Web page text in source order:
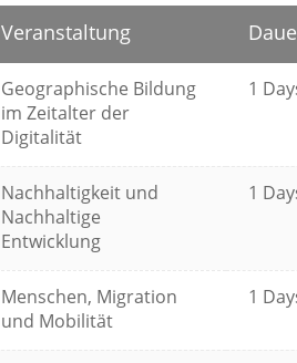
Veranstaltung
Geographische Bildung
im Zeitalter der
Digitalität
1
Nachhaltigkeit und
Nachhaltige
Entwicklung
1
Menschen, Migration
und Mobilität
1